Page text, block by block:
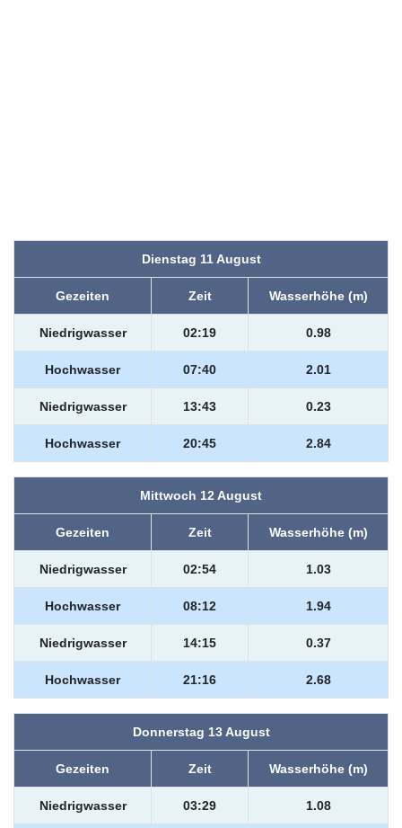
Dienstag 11 August
Gezeiten Zeit Wasserhöhe (m)
Niedrigwasser 02:19 0.98
Hochwasser 07:40 2.01
Niedrigwasser 13:43 0.23
Hochwasser 20:45 2.84
Mittwoch 12 August
Gezeiten Zeit Wasserhöhe (m)
Niedrigwasser 02:54 1.03
Hochwasser 08:12 1.94
Niedrigwasser 14:15 0.37
Hochwasser 21:16 2.68
Donnerstag 13 August
Gezeiten Zeit Wasserhöhe (m)
Niedrigwasser 03:29 1.08